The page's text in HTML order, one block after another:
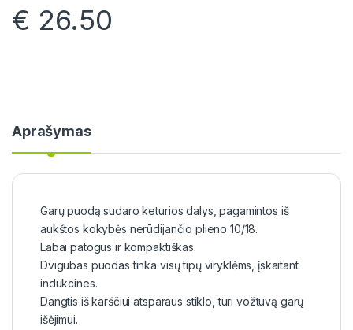
€ 26.50
Aprašymas
Garų puodą sudaro keturios dalys, pagamintos iš
aukštos kokybės nerūdijančio plieno 10/18.
Labai patogus ir kompaktiškas.
Dvigubas puodas tinka visų tipų viryklėms, įskaitant
indukcines.
Dangtis iš karščiui atsparaus stiklo, turi vožtuvą garų
išėjimui.